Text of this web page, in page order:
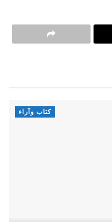
كتاب وآراء